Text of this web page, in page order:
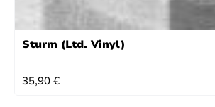
Sturm (Ltd. Vinyl)
REGULÄRER PREIS:
35,90 €